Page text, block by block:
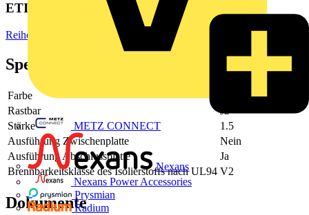
METZ CONNECT
Nexans
Nexans Power Accessories
Prysmian
Radium
ETIM Group
Reihenklemmen
Spezifikationen
Farbe
Rastbar
Ja
Stärke
1.5
Ausführung Zwischenplatte
Nein
Ausführung Abschlussplatte
Ja
Brennbarkeitsklasse des Isolierstoffs nach UL94 V2
Dokumente